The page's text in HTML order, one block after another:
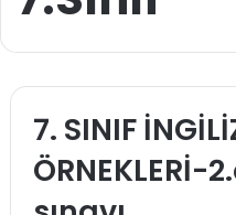
7. SINIF
ÖRNEKLERİ-